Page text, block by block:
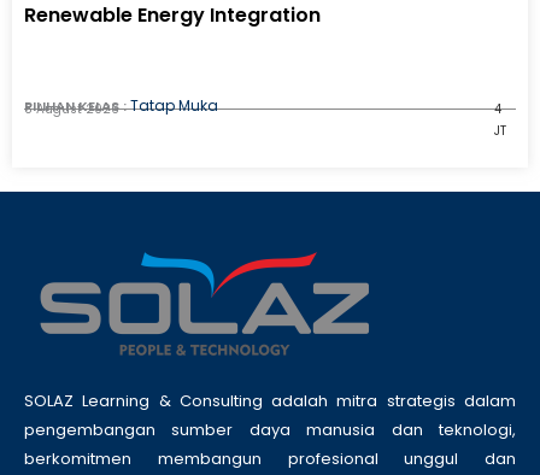
Renewable Energy Integration
PILIHAN KELAS :Tatap Muka
8 August 2026
4
JT
SOLAZ Learning & Consulting adalah mitra strategis dalam
pengembangan sumber daya manusia dan teknologi,
berkomitmen membangun profesional unggul dan